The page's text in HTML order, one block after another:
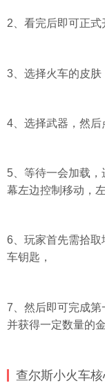
2、看完后即可正
3、选择火车的皮
4、选择武器，然后
5、等待一会加载
幕左边控制移动，
6、玩家首先需拾
车钥匙，
7、然后即可完成第
并获得一定数量的金
查尔斯小火车